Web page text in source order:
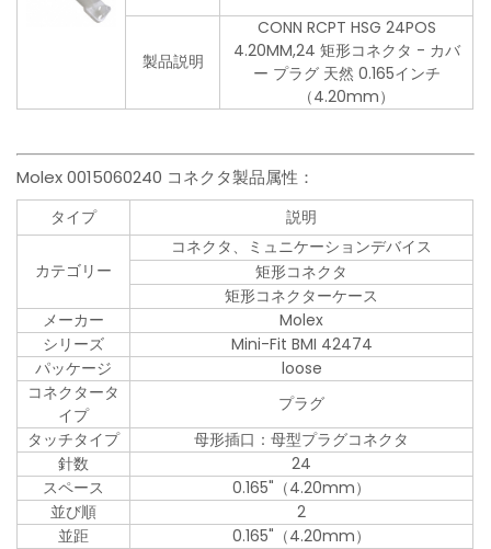
製品説明
CONN RCPT HSG 24POS
4.20MM,24 矩形コネクタ - カバ
ー プラグ 天然 0.165インチ
（4.20mm）
Molex 0015060240 コネクタ製品属性：
タイプ 説明
カテゴリー
コネクタ、ミュニケーションデバイス
矩形コネクタ
矩形コネクターケース
メーカー
Molex
シリーズ
Mini-Fit BMI 42474
パッケージ
loose
コネクタータ
イプ
プラグ
タッチタイプ
母形插口：母型プラグコネクタ
針数
24
スペース
0.165"（4.20mm）
並び順
2
並距
0.165"（4.20mm）